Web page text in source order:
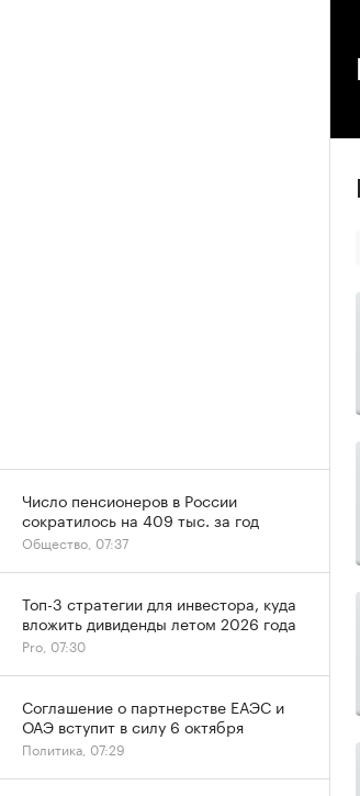
Число пенсионеров в России
сократилось на 409 тыс. за год
Общество, 07:37
Топ-3 стратегии для инвестора, куда
вложить дивиденды летом 2026 года
Pro, 07:30
Соглашение о партнерстве ЕАЭС и
ОАЭ вступит в силу 6 октября
Политика, 07:29